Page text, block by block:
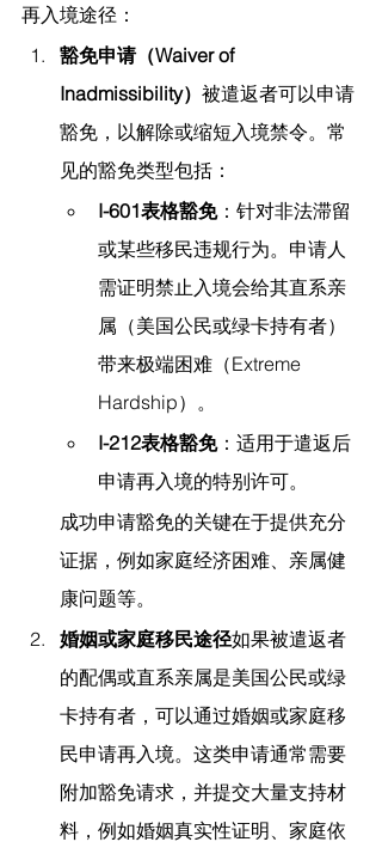
再入境途径：
豁免申请（Waiver of
Inadmissibility） 被遣返者可以申请
豁免，以解除或缩短入境禁令。常
见的豁免类型包括：
I-601表格豁免：针对非法滞留
或某些移民违规行为。申请人
需证明禁止入境会给其直系亲
属（美国公民或绿卡持有者）
带来极端困难（Extreme
Hardship）。
I-212表格豁免：适用于遣返后
申请再入境的特别许可。
成功申请豁免的关键在于提供充分
证据，例如家庭经济困难、亲属健
康问题等。
婚姻或家庭移民途径如果被遣返者
的配偶或直系亲属是美国公民或绿
卡持有者，可以通过婚姻或家庭移
民申请再入境。这类申请通常需要
附加豁免请求，并提交大量支持材
料，例如婚姻真实性证明、家庭依